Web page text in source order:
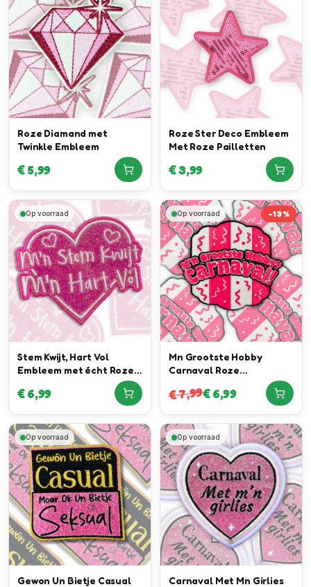
Roze Diamand met
Twinkle Embleem
€5,99
Roze Ster Deco Embleem
Met Roze Pailletten
€3,99
Op voorraad
Stem Kwijt, Hart Vol
Embleem met écht Roze
€6,99
Op voorraad -13%
Mn Grootste Hobby
Carnaval Roze
€7,99€6,99
Op voorraad
Gewon Un Bietje Casual
Op voorraad
Carnaval Met Mn Girlies